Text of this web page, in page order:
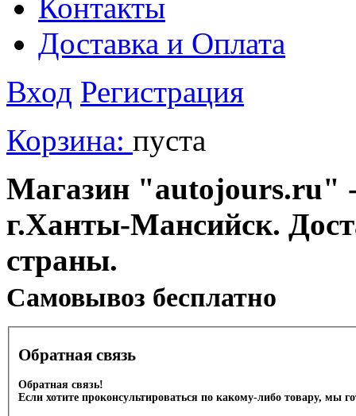
Контакты
Доставка и Оплата
Вход Регистрация
Корзина: пуста
Магазин "autojours.ru" -
г.Ханты-Мансийск.
страны.
Cамовывоз бесплатно
Обратная связь
Обратная связь!
Если хотите проконсультироваться по какому-либо товару, мы